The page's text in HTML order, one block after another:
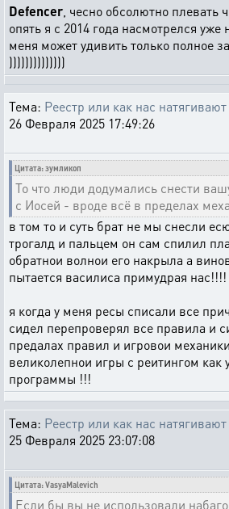
Defencer , чесно обсолютно плевать
опять я с 2014 года насмотрелся уже
меня может удивить только полное
))))))))))))))
Тема: Реестр или как нас
26 Февраля 2025 17:49:26
Цитата: зумликоп
То что люди додумались снести
с Иосей - вроде всё в пределах
в том то и суть брат не мы снесли
трогалд и пальцем он сам спилил
обратнои волнои его накрыла а
пытается василиса примудрая нас!!!!
я когда у меня ресы списали все
сидел перепроверял все правила и
предалах правил и игровои
великолепнои игры с реитингом как
программы !!!
Тема: Реестр или как нас
25 Февраля 2025 23:07:08
Цитата: VasyaMalevich
Если бы вы не использовали